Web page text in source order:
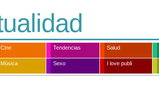
Cine Tendencias Salud
Música Sexo I love publi